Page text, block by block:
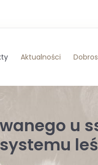
Aktualności
u